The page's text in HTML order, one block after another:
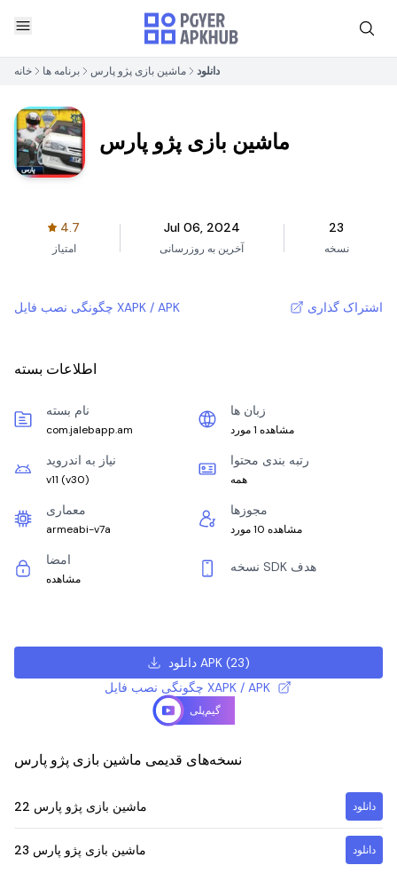
خانه برنامه ها ماشین بازی پژو پارس دانلود
ماشین بازی پژو پارس
4.7
امتیاز
Jul 06, 2024
آخرین به روزرسانی
23
نسخه
چگونگی نصب فایل XAPK / APK اشتراک گذاری
اطلاعات بسته
نام بسته
com.jalebapp.am
زبان ها
مشاهده 1 مورد
نیاز به اندروید
v11 (v30)
رتبه بندی محتوا
همه
معماری
armeabi-v7a
مجوزها
مشاهده 10 مورد
امضا
مشاهده
نسخه SDK هدف
دانلود APK(23)
چگونگی نصب فایل XAPK / APK
گیم‌پلی
نسخه‌های قدیمی ماشین بازی پژو پارس
ماشین بازی پژو پارس 22 دانلود
ماشین بازی پژو پارس 23 دانلود